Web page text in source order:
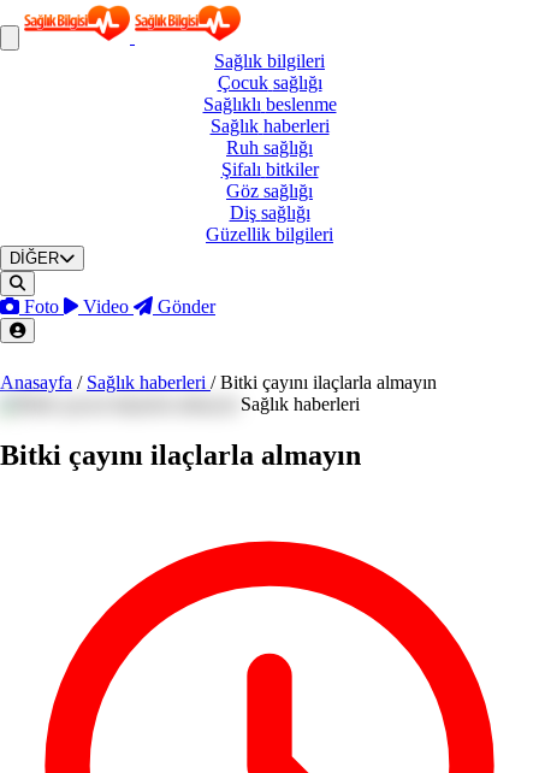
Sağlık bilgileri
Çocuk sağlığı
Sağlıklı beslenme
Sağlık haberleri
Ruh sağlığı
Şifalı bitkiler
Göz sağlığı
Diş sağlığı
Güzellik bilgileri
DİĞER
Foto Video Gönder
Anasayfa / Sağlık haberleri / Bitki çayını ilaçlarla almayın
Sağlık haberleri
Bitki çayını ilaçlarla almayın